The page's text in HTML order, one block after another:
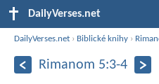
DailyVerses.net
DailyVerses.net › Biblické knihy ›
Rimanom 5:3-4